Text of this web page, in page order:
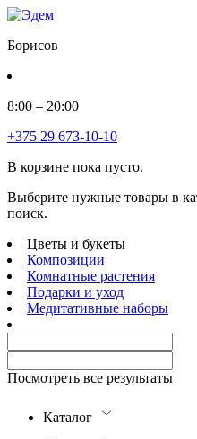
Борисов
8:00 – 20:00
+375 29 673-10-10
В корзине пока пусто.
Выберите нужные товары в
поиск.
Цветы и букеты
Композиции
Комнатные растения
Подарки и уход
Медитативные наборы
Посмотреть все результаты
Каталог